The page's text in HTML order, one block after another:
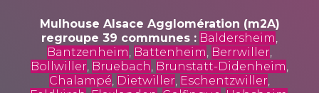
Mulhouse Alsace Agglomération (m2A)
regroupe 39 communes : Baldersheim,
Bantzenheim, Battenheim, Berrwiller,
Bollwiller, Bruebach, Brunstatt-Didenheim,
Chalampé, Dietwiller, Eschentzwiller,